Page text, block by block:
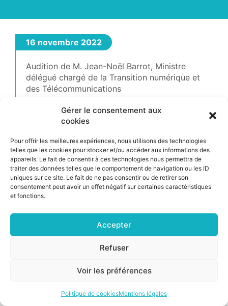
Gérer le consentement aux
cookies
Pour offrir les meilleures expériences, nous utilisons des technologies
telles que les cookies pour stocker et/ou accéder aux informations des
appareils. Le fait de consentir à ces technologies nous permettra de
traiter des données telles que le comportement de navigation ou les ID
uniques sur ce site. Le fait de ne pas consentir ou de retirer son
consentement peut avoir un effet négatif sur certaines caractéristiques
et fonctions.
Accepter
Refuser
Voir les préférences
Politique de cookiesMentions légales
16 novembre 2022
Audition de M. Jean-Noël Barrot, Ministre
délégué chargé de la Transition numérique et
des Télécommunications
Audition de M. Stanislas Guerini, Ministre de la
Transformation et de la Fonction publiques
©2026 CSNP |Mentions légales|Cookies